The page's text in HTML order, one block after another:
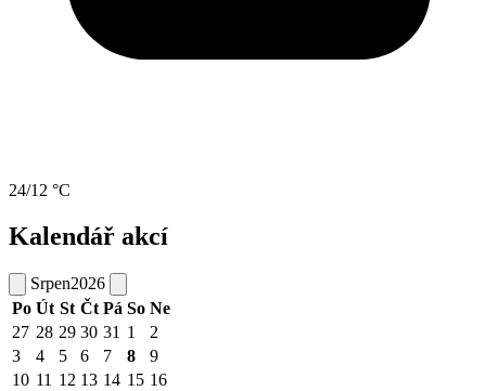
24/12 °C
Kalendář akcí
Srpen2026
Po Út St Čt Pá So Ne
27 28 29 30 31 1
2
3
4 5 6 7 8
9
10 11 12 13 14 15 16